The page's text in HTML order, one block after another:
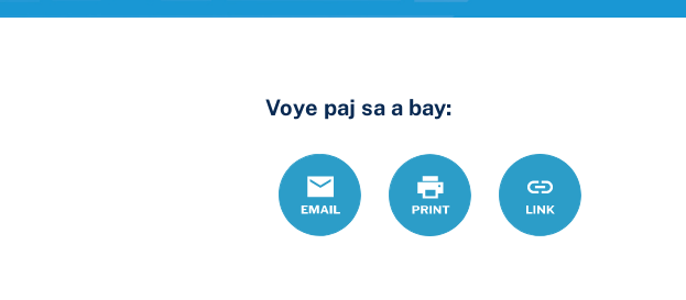
Voye paj sa a bay:
Email Print https://
Link